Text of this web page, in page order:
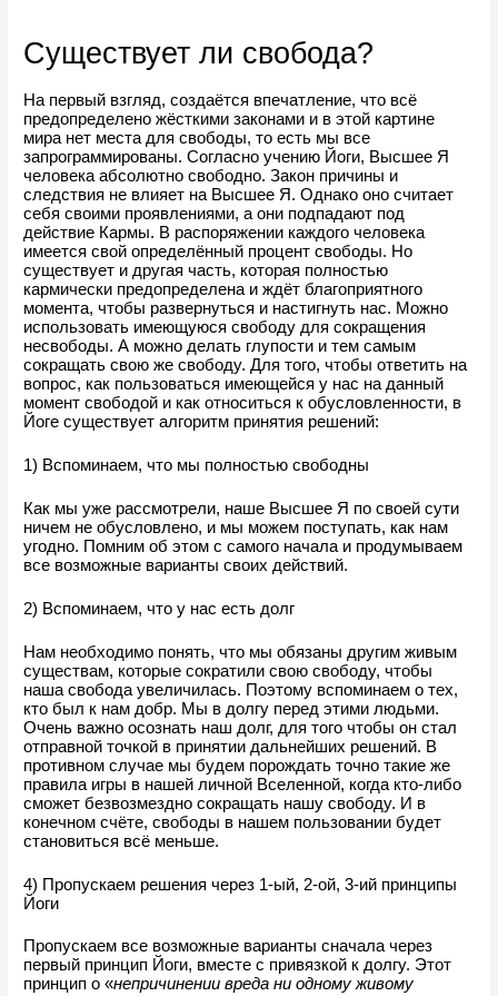
Существует ли свобода?
На первый взгляд, создаётся впечатление, что всё
предопределено жёсткими законами и в этой картине
мира нет места для свободы, то есть мы все
запрограммированы. Согласно учению Йоги, Высшее Я
человека абсолютно свободно. Закон причины и
следствия не влияет на Высшее Я. Однако оно считает
себя своими проявлениями, а они подпадают под
действие Кармы. В распоряжении каждого человека
имеется свой определённый процент свободы. Но
существует и другая часть, которая полностью
кармически предопределена и ждёт благоприятного
момента, чтобы развернуться и настигнуть нас. Можно
использовать имеющуюся свободу для сокращения
несвободы. А можно делать глупости и тем самым
сокращать свою же свободу. Для того, чтобы ответить на
вопрос, как пользоваться имеющейся у нас на данный
момент свободой и как относиться к обусловленности, в
Йоге существует алгоритм принятия решений:
1) Вспоминаем, что мы полностью свободны
Как мы уже рассмотрели, наше Высшее Я по своей сути
ничем не обусловлено, и мы можем поступать, как нам
угодно. Помним об этом с самого начала и продумываем
все возможные варианты своих действий.
2) Вспоминаем, что у нас есть долг
Нам необходимо понять, что мы обязаны другим живым
существам, которые сократили свою свободу, чтобы
наша свобода увеличилась. Поэтому вспоминаем о тех,
кто был к нам добр. Мы в долгу перед этими людьми.
Очень важно осознать наш долг, для того чтобы он стал
отправной точкой в принятии дальнейших решений. В
противном случае мы будем порождать точно такие же
правила игры в нашей личной Вселенной, когда кто-либо
сможет безвозмездно сокращать нашу свободу. И в
конечном счёте, свободы в нашем пользовании будет
становиться всё меньше.
4) Пропускаем решения через 1-ый, 2-ой, 3-ий принципы
Йоги
Пропускаем все возможные варианты сначала через
первый принцип Йоги, вместе с привязкой к долгу. Этот
принцип о «непричинении вреда ни одному живому